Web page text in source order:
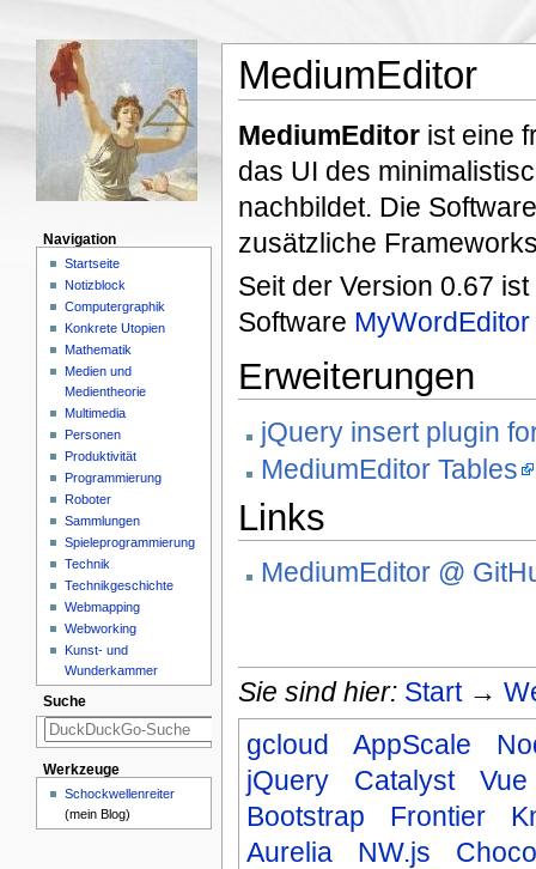
MediumEditor
MediumEditorist eine
das UI des
nachbildet. Die
zusätzliche
Seit der Version 0.67
Software MyWordEditor
Erweiterungen
jQuery insert plugin
MediumEditor Tables
Links
MediumEditor @
Sie sind hier: Start→
gcloud
AppScale
jQuery
Catalyst
Vue
Bootstrap
Frontier
Aurelia
NW.js
Navigation
Startseite
Notizblock
Computergraphik
Konkrete Utopien
Mathematik
Medien und
Medientheorie
Multimedia
Personen
Produktivität
Programmierung
Roboter
Sammlungen
Spieleprogrammierung
Technik
Technikgeschichte
Webmapping
Webworking
Kunst- und
Wunderkammer
Suche
Werkzeuge
Schockwellenreiter
(mein Blog)